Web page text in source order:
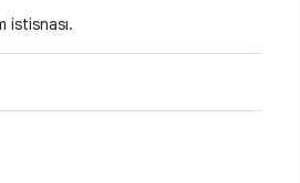
istisnası.